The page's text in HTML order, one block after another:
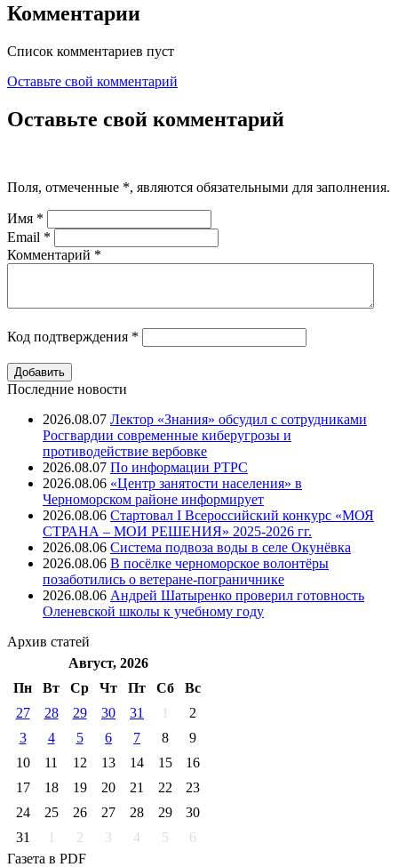
Комментарии
Список комментариев пуст
Оставьте свой комментарий
Оставьте свой комментарий
Поля, отмеченные *, являются обязательными для заполнения.
Имя *
Email *
Комментарий *
Код подтверждения *
Последние новости
2026.08.07 Лектор «Знания» обсудил с сотрудниками
Росгвардии современные киберугрозы и
противодействие вербовке
2026.08.07 ⁠По информации РТРС
2026.08.06 «Центр занятости населения» в
Черноморском районе информирует
2026.08.06 Стартовал I Всероссийский конкурс «МОЯ
СТРАНА – МОИ РЕШЕНИЯ» 2025-2026 гг.
2026.08.06 Система подвоза воды в селе Окунёвка
2026.08.06 В посёлке черноморское волонтёры
позаботились о ветеране-пограничнике
2026.08.06 Андрей Шатыренко проверил готовность
Оленевской школы к учебному году
Архив статей
Август, 2026
Пн
Вт Ср Чт Пт Cб
Вс
27
28 29 30 31 1
2
3
4 5 6 7 8
9
10
11 12 13 14 15
16
17
18 19 20 21 22
23
24
25 26 27 28 29
30
31
1 2 3 4 5
6
Газета в PDF